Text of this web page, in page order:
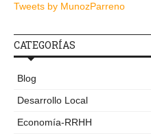
Tweets by MunozParreno
CATEGORÍAS
Blog
Desarrollo Local
Economía-RRHH